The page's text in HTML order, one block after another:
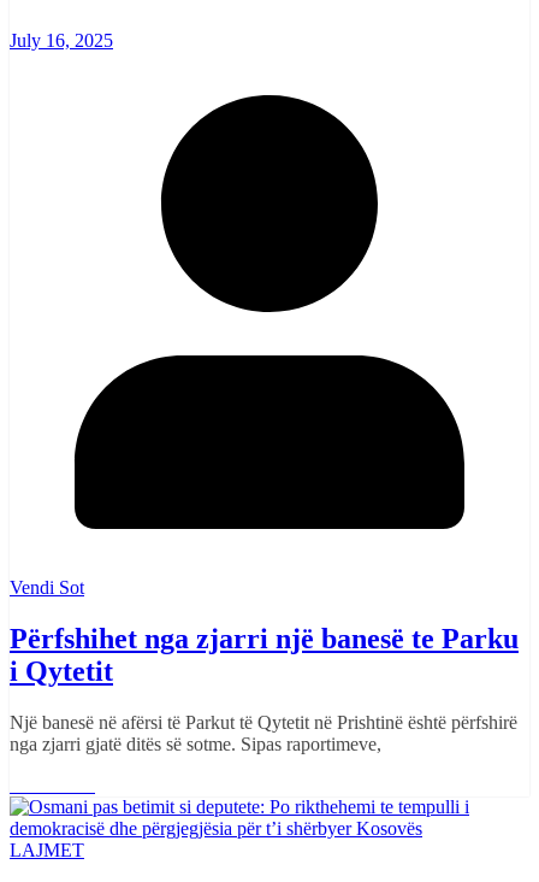
July 16, 2025
Vendi Sot
Përfshihet nga zjarri një banesë te Parku
i Qytetit
Një banesë në afërsi të Parkut të Qytetit në Prishtinë është përfshirë
nga zjarri gjatë ditës së sotme. Sipas raportimeve,
LAJMET